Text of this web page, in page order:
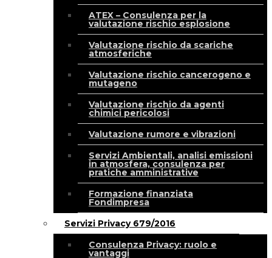
ATEX – Consulenza per la
valutazione rischio esplosione
Valutazione rischio da scariche
atmosferiche
Valutazione rischio cancerogeno e
mutageno
Valutazione rischio da agenti
chimici pericolosi
Valutazione rumore e vibrazioni
Servizi Ambientali, analisi emissioni
in atmosfera, consulenza per
pratiche amministrative
Formazione finanziata
Fondimpresa
Servizi Privacy 679/2016
Consulenza Privacy: ruolo e
vantaggi